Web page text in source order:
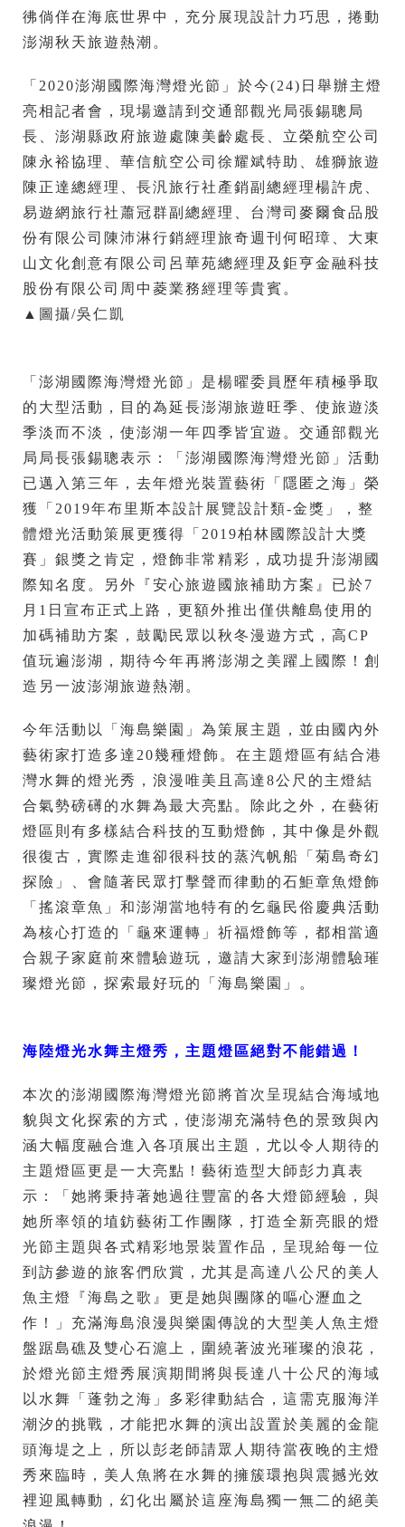
彿倘佯在海底世界中，充分展現設計力巧思，捲動
澎湖秋天旅遊熱潮。
「2020澎湖國際海灣燈光節」於今(24)日舉辦主燈
亮相記者會，現場邀請到交通部觀光局張錫聰局
長、澎湖縣政府旅遊處陳美齡處長、立榮航空公司
陳永裕協理、華信航空公司徐耀斌特助、雄獅旅遊
陳正達總經理、長汎旅行社產銷副總經理楊許虎、
易遊網旅行社蕭冠群副總經理、台灣司麥爾食品股
份有限公司陳沛淋行銷經理旅奇週刊何昭璋、大東
山文化創意有限公司呂華苑總經理及鉅亨金融科技
股份有限公司周中菱業務經理等貴賓。
▲圖攝/吳仁凱
「澎湖國際海灣燈光節」是楊曜委員歷年積極爭取
的大型活動，目的為延長澎湖旅遊旺季、使旅遊淡
季淡而不淡，使澎湖一年四季皆宜遊。交通部觀光
局局長張錫聰表示：「澎湖國際海灣燈光節」活動
已邁入第三年，去年燈光裝置藝術「隱匿之海」榮
獲「2019年布里斯本設計展覽設計類-金獎」，整
體燈光活動策展更獲得「2019柏林國際設計大獎
賽」銀獎之肯定，燈飾非常精彩，成功提升澎湖國
際知名度。另外『安心旅遊國旅補助方案』已於7
月1日宣布正式上路，更額外推出僅供離島使用的
加碼補助方案，鼓勵民眾以秋冬漫遊方式，高CP
值玩遍澎湖，期待今年再將澎湖之美躍上國際！創
造另一波澎湖旅遊熱潮。
今年活動以「海島樂園」為策展主題，並由國內外
藝術家打造多達20幾種燈飾。在主題燈區有結合港
灣水舞的燈光秀，浪漫唯美且高達8公尺的主燈結
合氣勢磅礡的水舞為最大亮點。除此之外，在藝術
燈區則有多樣結合科技的互動燈飾，其中像是外觀
很復古，實際走進卻很科技的蒸汽帆船「菊島奇幻
探險」、會隨著民眾打擊聲而律動的石鮔章魚燈飾
「搖滾章魚」和澎湖當地特有的乞龜民俗慶典活動
為核心打造的「龜來運轉」祈福燈飾等，都相當適
合親子家庭前來體驗遊玩，邀請大家到澎湖體驗璀
璨燈光節，探索最好玩的「海島樂園」。
海陸燈光水舞主燈秀，主題燈區絕對不能錯過！
本次的澎湖國際海灣燈光節將首次呈現結合海域地
貌與文化探索的方式，使澎湖充滿特色的景致與內
涵大幅度融合進入各項展出主題，尤以令人期待的
主題燈區更是一大亮點！藝術造型大師彭力真表
示：「她將秉持著她過往豐富的各大燈節經驗，與
她所率領的埴鈁藝術工作團隊，打造全新亮眼的燈
光節主題與各式精彩地景裝置作品，呈現給每一位
到訪參遊的旅客們欣賞，尤其是高達八公尺的美人
魚主燈『海島之歌』更是她與團隊的嘔心瀝血之
作！」充滿海島浪漫與樂園傳說的大型美人魚主燈
盤踞島礁及雙心石滬上，圍繞著波光璀璨的浪花，
於燈光節主燈秀展演期間將與長達八十公尺的海域
以水舞「蓬勃之海」多彩律動結合，這需克服海洋
潮汐的挑戰，才能把水舞的演出設置於美麗的金龍
頭海堤之上，所以彭老師請眾人期待當夜晚的主燈
秀來臨時，美人魚將在水舞的擁簇環抱與震撼光效
裡迎風轉動，幻化出屬於這座海島獨一無二的絕美